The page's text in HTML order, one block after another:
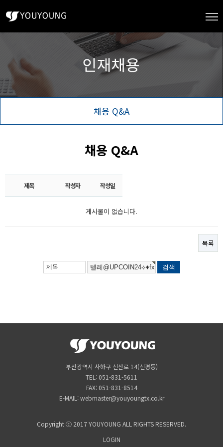
채용 Q&A
채용 Q&A
제목 작성자 작성일
게시물이 없습니다.
목록
부산광역시 사하구 신산로 14(신평동)
TEL: 051-831-5611
FAX: 051-831-8514
E-MAIL: webmaster@youyoungtx.co.kr
Copyright ⓒ 2017 YOUYOUNG ALL RIGHTS RESERVED.
LOGIN